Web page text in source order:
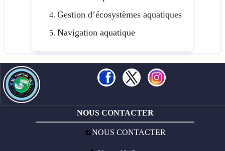
Gestion d’écosystèmes aquatiques
Navigation aquatique
NOUS CONTACTER
☎️NOUS CONTACTER